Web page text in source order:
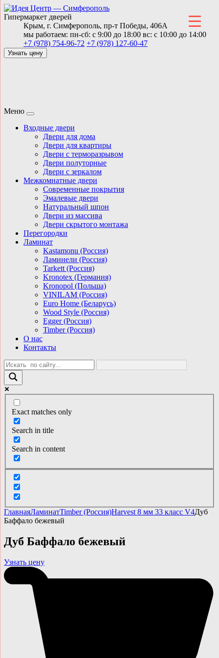
Гипермаркет дверей
Крым, г. Симферополь, пр-т Победы, 406А
мы работаем: пн-сб: с 9:00 до 18:00 вс: с 10:00 до 14:00
+7 (978) 754-96-72 +7 (978) 127-60-47
Узнать цену
Меню
Входные двери
Двери для дома
Двери для квартиры
Двери с терморазрывом
Двери полуторные
Двери с зеркалом
Межкомнатные двери
Современные покрытия
Эмалевые двери
Натуральный шпон
Двери из массива
Двери скрытого монтажа
Перегородки
Ламинат
Kastamonu (Россия)
Ламинели (Россия)
Tarkett (Россия)
Kronotex (Германия)
Kronopol (Польша)
VINILAM (Россия)
Euro Home (Беларусь)
Wood Style (Россия)
Egger (Россия)
Timber (Россия)
О нас
Контакты
Exact matches only
Search in title
Search in content
ГлавнаяЛаминатTimber (Россия)Harvest 8 мм 33 класс V4Дуб
Баффало бежевый
Дуб Баффало бежевый
Узнать цену